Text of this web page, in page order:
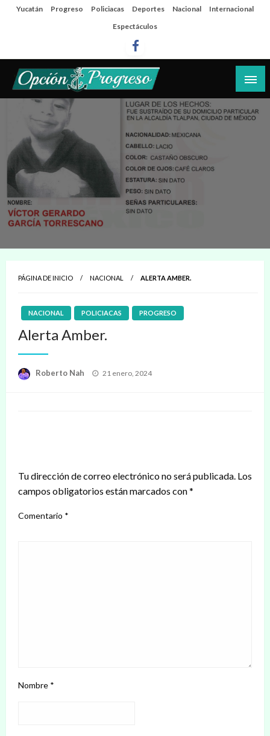
SaltaYucatán Progreso Policiacas Deportes Nacional
Internacional
Espectáculos
Opción Progreso
Las noticias del día a día del puerto
PÁGINA DE INICIO NACIONAL ALERTA AMBER.
NACIONAL POLICIACAS PROGRESO
Alerta Amber.
Roberto Nah
Publicado
21 enero, 2024
Tu dirección de correo electrónico no será publicada. Los
campos obligatorios están marcados con*
Comentario *
Nombre *